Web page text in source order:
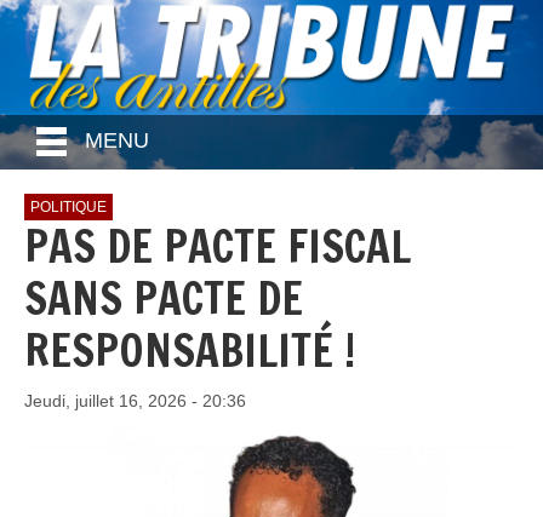
MENU
POLITIQUE
PAS DE PACTE FISCAL
SANS PACTE DE
RESPONSABILITÉ !
Jeudi, juillet 16, 2026 - 20:36